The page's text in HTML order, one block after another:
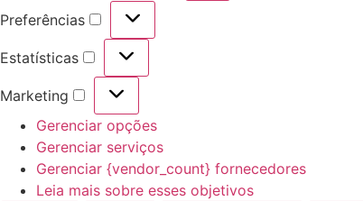
Preferências
Preferências
Estatísticas
Estatísticas
Marketing
Marketing
Gerenciar opções
Gerenciar serviços
Gerenciar {vendor_count} fornecedores
Leia mais sobre esses objetivos